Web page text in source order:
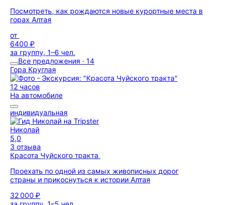
Посмотреть, как рождаются новые курортные места в
горах Алтая
от
6400 ₽
за группу, 1–6 чел.
Все предложения · 14
Гора Круглая
12 часов
На автомобиле
индивидуальная
Николай
5,0
3 отзыва
Красота Чуйского тракта
Проехать по одной из самых живописных дорог
страны и прикоснуться к истории Алтая
32 000 ₽